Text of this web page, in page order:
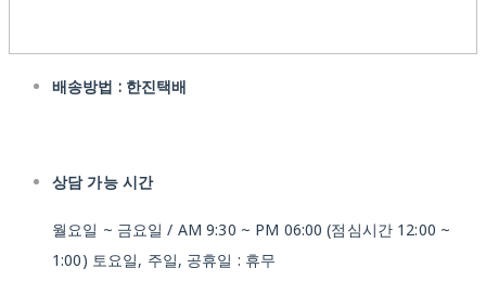
배송방법 : 한진택배
상담 가능 시간
월요일 ~ 금요일 / AM 9:30 ~ PM 06:00 (점심시간 12:00 ~
1:00) 토요일, 주일, 공휴일 : 휴무